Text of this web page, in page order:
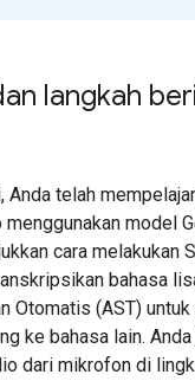
langkah
Anda telah
model
cara melakukan
bahasa
Otomatis (AST)
ke bahasa lain.
dari mikrofon di